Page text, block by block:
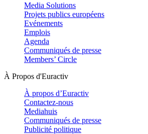
Media Solutions
Projets publics européens
Evénements
Emplois
Agenda
Communiqués de presse
Members’ Circle
À Propos d'Euractiv
À propos d’Euractiv
Contactez-nous
Mediahuis
Communiqués de presse
Publicité politique